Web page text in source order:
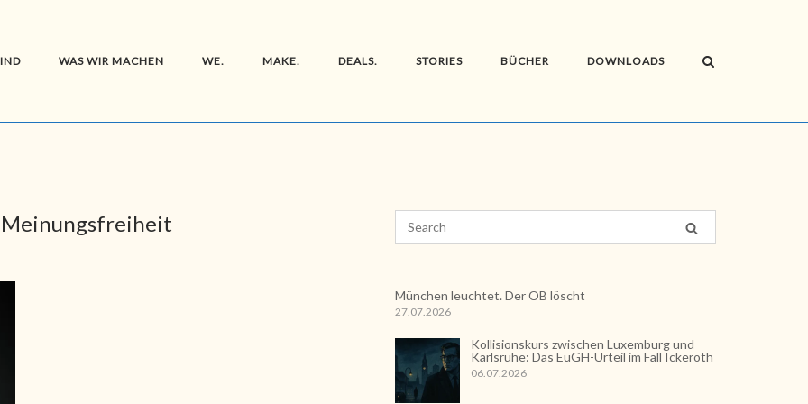
WAS WIR MACHEN WE. MAKE. DEALS. STORIES BÜCHER DOWNLOADS
Meinungsfreiheit
München leuchtet. Der OB löscht
27.07.2026
Kollisionskurs zwischen Luxemburg und
Karlsruhe: Das EuGH-Urteil im Fall Ickeroth
06.07.2026